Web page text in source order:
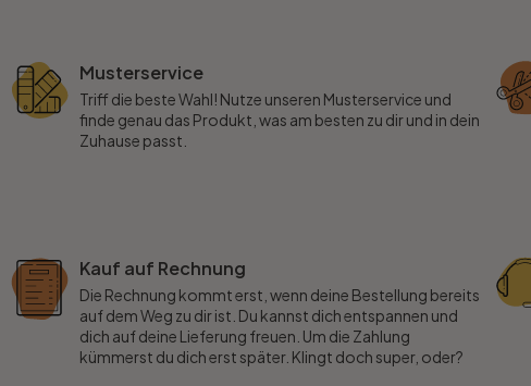
Musterservice
Triff die beste Wahl! Nutze unseren Musterservice und
finde genau das Produkt, was am besten zu dir und in dein
Zuhause passt.
Kauf auf Rechnung
Die Rechnung kommt erst, wenn deine Bestellung bereits
auf dem Weg zu dir ist. Du kannst dich entspannen und
dich auf deine Lieferung freuen. Um die Zahlung
kümmerst du dich erst später. Klingt doch super, oder?